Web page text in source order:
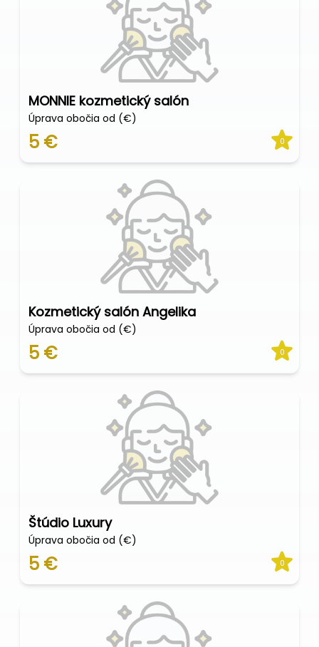
MONNIE kozmetický salón
Úprava obočia od (€)
5 € 0
Kozmetický salón Angelika
Úprava obočia od (€)
5 € 0
Štúdio Luxury
Úprava obočia od (€)
5 € 0